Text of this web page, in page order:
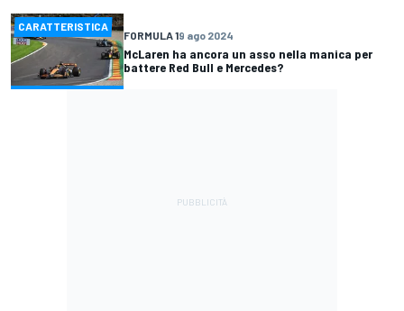
CARATTERISTICA
FORMULA 19 ago 2024
McLaren ha ancora un asso nella manica per
battere Red Bull e Mercedes?